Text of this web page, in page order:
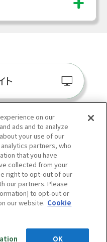
ト
阪神百貨店E-
載がない場合は「税込価格」です。
on our
ads and to analyze
your use of our
partners, who
that you have
collected from your
right to opt-out of our
our partners. Please
to opt-out or
our website. Cookie
OK